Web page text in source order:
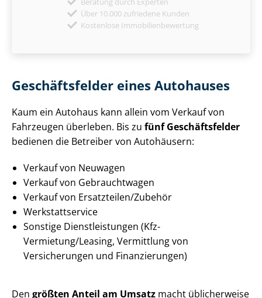
Über 10.000 zufriedene Kunden
Kostenlose Immobilienbewertung
Geschäftsfelder eines Autohauses
Kaum ein Autohaus kann allein vom Verkauf von
Fahrzeugen überleben. Bis zu fünf Geschäftsfelder
bedienen die Betreiber von Autohäusern:
Verkauf von Neuwagen
Verkauf von Gebrauchtwagen
Verkauf von Ersatzteilen/Zubehör
Werk­statt­ser­vice
Sonstige Dienst­leis­tun­gen (Kfz-
Vermietung/Leasing, Vermittlung von
Versicherungen und Finanzierungen)
Den größten Anteil am Umsatz macht üblicherweise